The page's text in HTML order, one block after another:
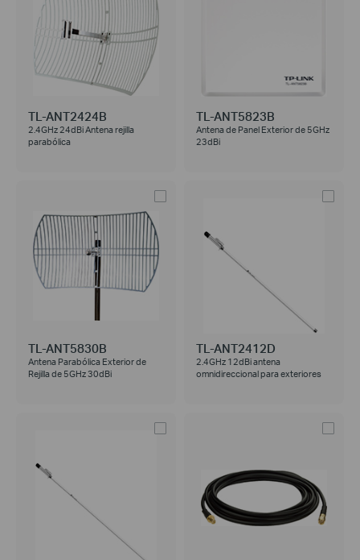
TL-ANT2424B
2.4GHz 24dBi Antena rejilla
parabólica
TL-ANT5823B
Antena de Panel Exterior de 5GHz
23dBi
TL-ANT5830B
Antena Parabólica Exterior de
Rejilla de 5GHz 30dBi
TL-ANT2412D
2.4GHz 12dBi antena
omnidireccional para exteriores